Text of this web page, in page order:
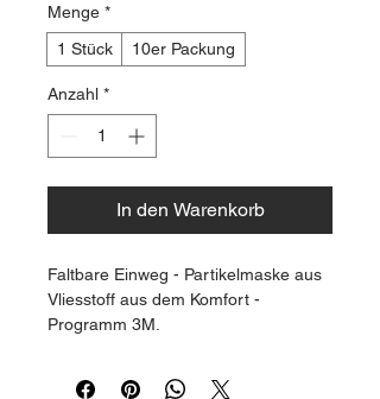
Menge *
1 Stück
10er Packung
Anzahl *
In den Warenkorb
Faltbare Einweg - Partikelmaske aus
Vliesstoff aus dem Komfort -
Programm 3M.